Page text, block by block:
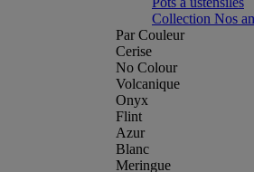
Collection Nos
Par Couleur
Cerise
No Colour
Volcanique
Onyx
Flint
Azur
Blanc
Meringue